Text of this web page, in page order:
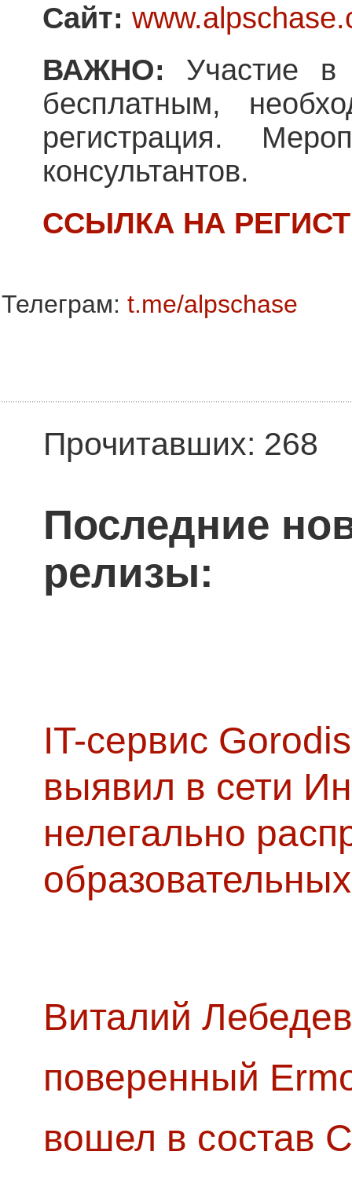
Сайт:
ВАЖНО: Участие в
бесплатным,
регистрация.
консультантов.
ССЫЛКА НА
Телеграм: t.me/alpschase
Прочитавших: 268
Последние
релизы:
IT-сервис
выявил в сети
нелегально
Виталий
поверенный
вошел в состав